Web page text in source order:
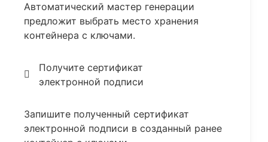
Автоматический мастер генерации
предложит выбрать место хранения
контейнера с ключами.
Получите сертификат
электронной подписи
Запишите полученный сертификат
электронной подписи в созданный ранее